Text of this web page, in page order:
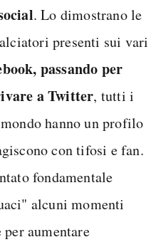
. Lo dimostrano le
presenti sui vari
passando per
a Twitter, tutti i
hanno un profilo
con tifosi e fan.
fondamentale
alcuni momenti
aumentare